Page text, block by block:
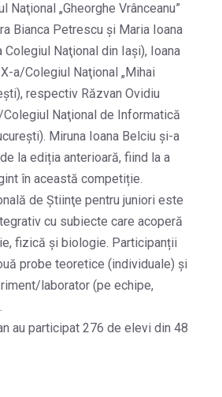
Naţional „Gheorghe Vrânceanu”
Bianca Petrescu și Maria Ioana
Colegiul Naţional din Iași), Ioana
a/Colegiul Naţional „Mihai
respectiv Răzvan Ovidiu
Colegiul Naţional de Informatică
Miruna Ioana Belciu și-a
la ediția anterioară, fiind la a
în această competiție.
de Ştiinţe pentru juniori este
cu subiecte care acoperă
fizică şi biologie. Participanții
probe teoretice (individuale) şi
laborator (pe echipe,
au participat 276 de elevi din 48